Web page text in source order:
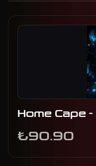
Home Cape
₺90.90